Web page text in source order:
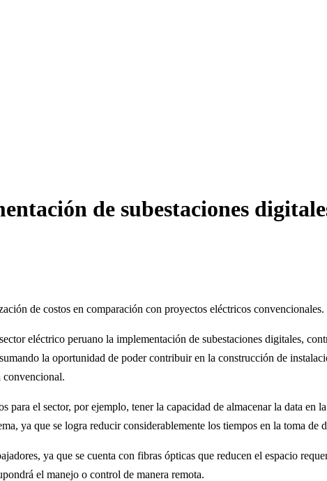
de subestaciones
de costos en comparación con proyectos eléctricos convencionales.
eléctrico peruano la implementación de subestaciones digitales,
la oportunidad de poder contribuir en la construcción de
convencional.
el sector, por ejemplo, tener la capacidad de almacenar la data en
ya que se logra reducir considerablemente los tiempos en la toma de
ya que se cuenta con fibras ópticas que reducen el espacio
el manejo o control de manera remota.